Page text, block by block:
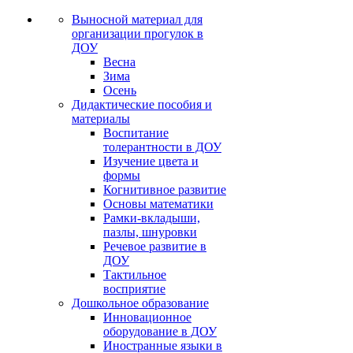
Выносной материал для
организации прогулок в
ДОУ
Весна
Зима
Осень
Дидактические пособия и
материалы
Воспитание
толерантности в ДОУ
Изучение цвета и
формы
Когнитивное развитие
Основы математики
Рамки-вкладыши,
пазлы, шнуровки
Речевое развитие в
ДОУ
Тактильное
восприятие
Дошкольное образование
Инновационное
оборудование в ДОУ
Иностранные языки в